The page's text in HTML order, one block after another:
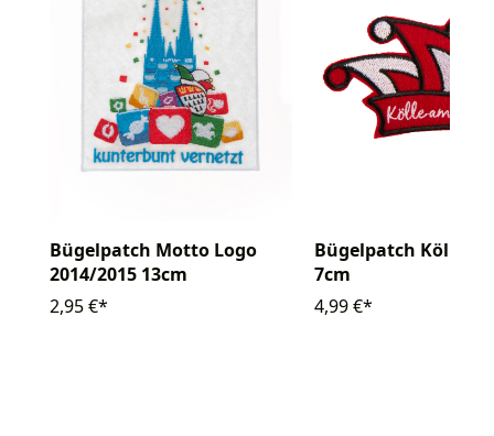
Bügelpatch Motto Logo
2014/2015 13cm
2,95 €*
Bügelpatch Kölle
7cm
4,99 €*